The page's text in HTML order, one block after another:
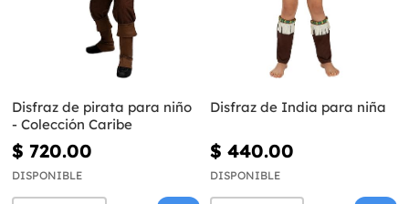
Disfraz de pirata para niño
- Colección Caribe
$ 720.00
DISPONIBLE
Disfraz de India para niña
$ 440.00
DISPONIBLE